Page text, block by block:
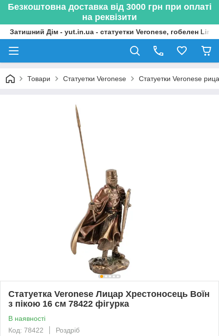
Безкоштовна доставка від 3000 грн при оплаті
на реквізити
Затишний Дім - yut.in.ua - статуетки Veronese, гобелен
Товари Статуетки Veronese Статуетки Veronese
Статуетка Veronese Лицар Хрестоносець Воїн
з пікою 16 см 78422 фігурка
В наявності
Код: 78422
Роздріб